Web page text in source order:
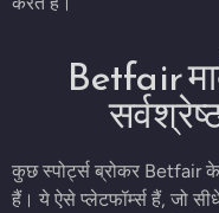
Betfair
कुछ स्पोर्ट्स ब्रोकर Betfair
हैं। ये ऐसे प्लेटफॉर्म्स हैं, जो